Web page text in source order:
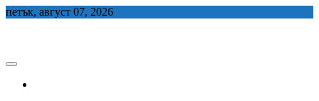
Skip
петък, август 07, 2026